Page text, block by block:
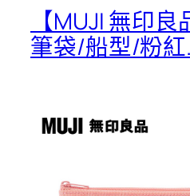
【MUJI 無印
筆袋/船型/粉紅